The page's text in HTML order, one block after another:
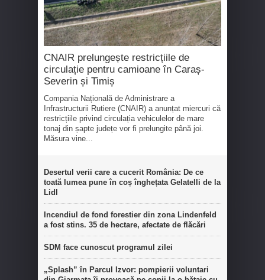
CNAIR prelungește restricțiile de
circulație pentru camioane în Caraș-
Severin și Timiș
Compania Națională de Administrare a
Infrastructurii Rutiere (CNAIR) a anunțat miercuri că
restricțiile privind circulația vehiculelor de mare
tonaj din șapte județe vor fi prelungite până joi.
Măsura vine...
Desertul verii care a cucerit România: De ce
toată lumea pune în coș înghețata Gelatelli de la
Lidl
Incendiul de fond forestier din zona Lindenfeld
a fost stins. 35 de hectare, afectate de flăcări
SDM face cunoscut programul zilei
„Splash” în Parcul Izvor: pompierii voluntari